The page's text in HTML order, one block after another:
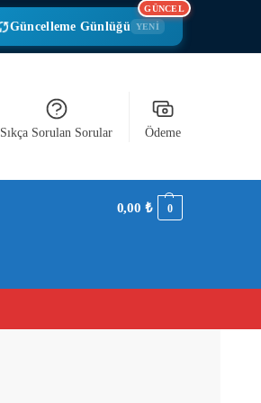
Güncelleme Günlüğü YENİ
GÜNCEL
Sıkça Sorulan Sorular Ödeme
0,00₺ 0